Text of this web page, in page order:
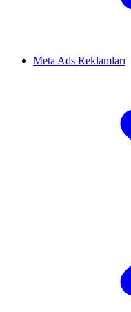
Meta Ads Reklamları